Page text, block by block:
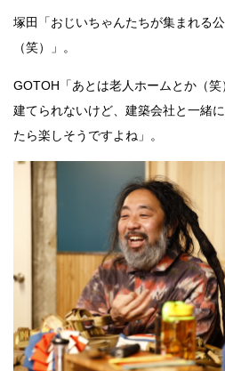
塚田「おじいちゃんたちが集まれる
（笑）」。
GOTOH「あとは老人ホームとか（
建てられないけど、建築会社と一緒
たら楽しそうですよね」。